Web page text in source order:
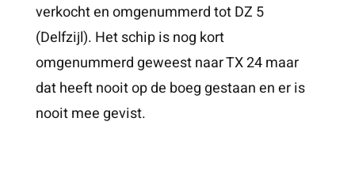
verkocht en omgenummerd tot DZ 5
(Delfzijl). Het schip is nog kort
omgenummerd geweest naar TX 24 maar
dat heeft nooit op de boeg gestaan en er is
nooit mee gevist.